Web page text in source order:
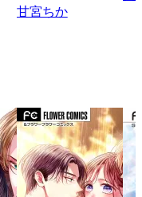
甘宮ちか